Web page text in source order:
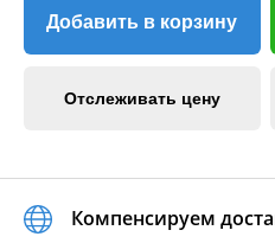
Добавить в корзину
Отслеживать цену
Компенсируем